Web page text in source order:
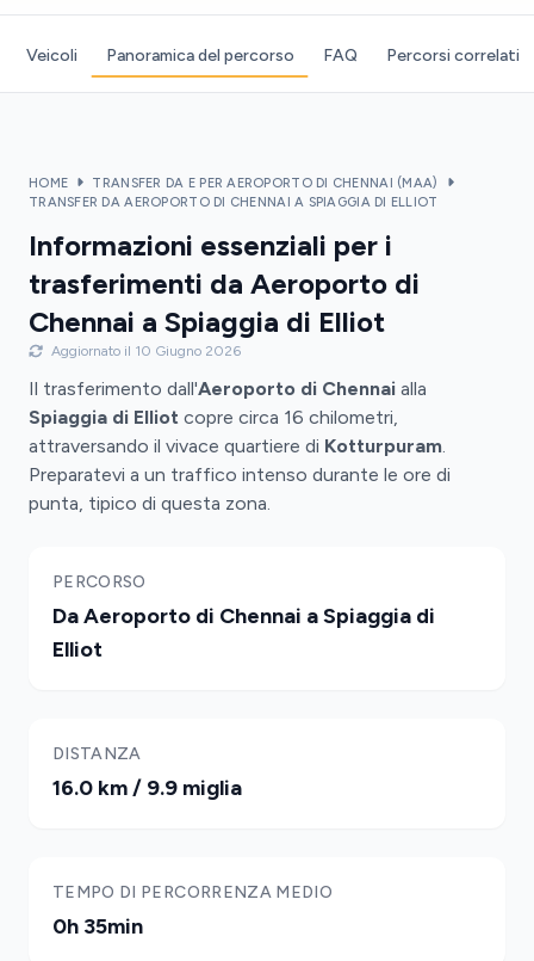
Veicoli Panoramica del percorso FAQ Percorsi correlati
HOME
TRANSFER DA E PER AEROPORTO DI CHENNAI (MAA)
TRANSFER DA AEROPORTO DI CHENNAI A SPIAGGIA DI ELLIOT
Informazioni essenziali per i
trasferimenti da Aeroporto di
Chennai a Spiaggia di Elliot
Aggiornato il 10 Giugno 2026
Il trasferimento dall'Aeroporto di Chennai alla
Spiaggia di Elliot copre circa 16 chilometri,
attraversando il vivace quartiere di Kotturpuram.
Preparatevi a un traffico intenso durante le ore di
punta, tipico di questa zona.
PERCORSO
Da Aeroporto di Chennai a Spiaggia di
Elliot
DISTANZA
16.0 km / 9.9 miglia
TEMPO DI PERCORRENZA MEDIO
0h 35min